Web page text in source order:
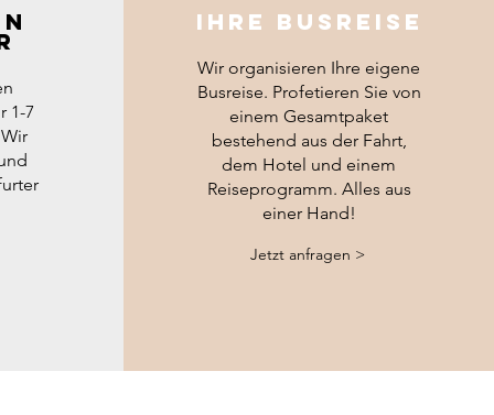
1-7
IHRE BUSREISE
Wir organisieren Ihre eigene
Busreise. Profetieren Sie von
einem Gesamtpaket
bestehend aus der Fahrt,
dem Hotel und einem
Reiseprogramm. Alles aus
einer Hand!
Jetzt anfragen >